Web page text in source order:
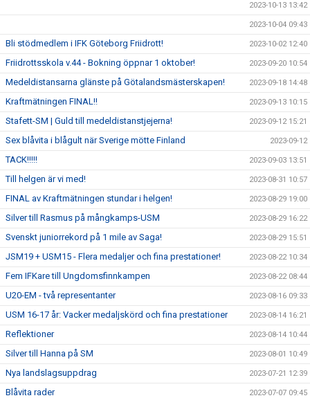
2023-10-13 13:42
2023-10-04 09:43
Bli stödmedlem i IFK Göteborg Friidrott! 2023-10-02 12:40
Friidrottsskola v.44 - Bokning öppnar 1 oktober! 2023-09-20 10:54
Medeldistansarna glänste på Götalandsmästerskapen! 2023-09-18 14:48
Kraftmätningen FINAL!! 2023-09-13 10:15
Stafett-SM | Guld till medeldistanstjejerna! 2023-09-12 15:21
Sex blåvita i blågult när Sverige mötte Finland 2023-09-12
TACK!!!!! 2023-09-03 13:51
Till helgen är vi med! 2023-08-31 10:57
FINAL av Kraftmätningen stundar i helgen! 2023-08-29 19:00
Silver till Rasmus på mångkamps-USM 2023-08-29 16:22
Svenskt juniorrekord på 1 mile av Saga! 2023-08-29 15:51
JSM19 + USM15 - Flera medaljer och fina prestationer! 2023-08-22 10:34
Fem IFKare till Ungdomsfinnkampen 2023-08-22 08:44
U20-EM - två representanter 2023-08-16 09:33
USM 16-17 år: Vacker medaljskörd och fina prestationer 2023-08-14 16:21
Reflektioner 2023-08-14 10:44
Silver till Hanna på SM 2023-08-01 10:49
Nya landslagsuppdrag 2023-07-21 12:39
Blåvita rader 2023-07-07 09:45